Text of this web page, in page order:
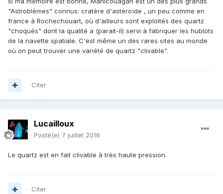
"Astroblèmes" connus: cratère d'astéroïde , un peu comme en
france à Rochechouart, où d'ailleurs sont exploités des quartz
"choqués" dont la qualité a (parait-il) servi à fabriquer les hublots
de la navette spatiale. C'est même un des rares sites au monde
où on peut trouver une variété de quartz "clivable".
Citer
Lucailloux
Posté(e) 7 juillet 2016
Le quartz est en fait clivable à très haute pression.
Citer